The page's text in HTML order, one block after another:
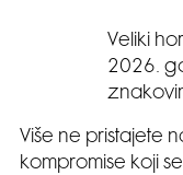
Veliki
2026.
Više ne pristajete
kompromise koji